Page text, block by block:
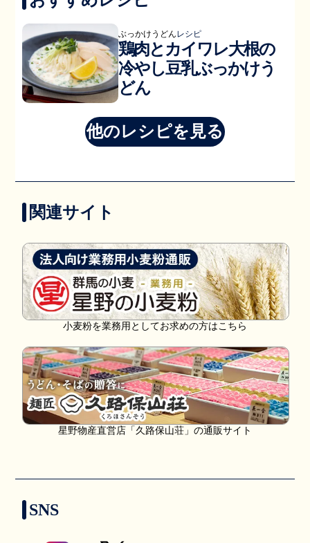
ぶっかけうどんレシピ
鶏肉とカイワレ大根の
冷やし豆乳ぶっかけう
どん
他のレシピを見る
関連サイト
小麦粉を業務用としてお求めの方はこちら
星野物産直営店「久路保山荘」の通販サイト
SNS